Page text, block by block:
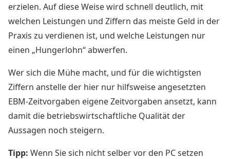
erzielen. Auf diese Weise wird schnell deutlich, mit
welchen Leistungen und Ziffern das meiste Geld in der
Praxis zu verdienen ist, und welche Leistungen nur
einen „Hungerlohn“ abwerfen.
Wer sich die Mühe macht, und für die wichtigsten
Ziffern anstelle der hier nur hilfsweise angesetzten
EBM-Zeitvorgaben eigene Zeitvorgaben ansetzt, kann
damit die betriebswirtschaftliche Qualität der
Aussagen noch steigern.
Tipp: Wenn Sie sich nicht selber vor den PC setzen